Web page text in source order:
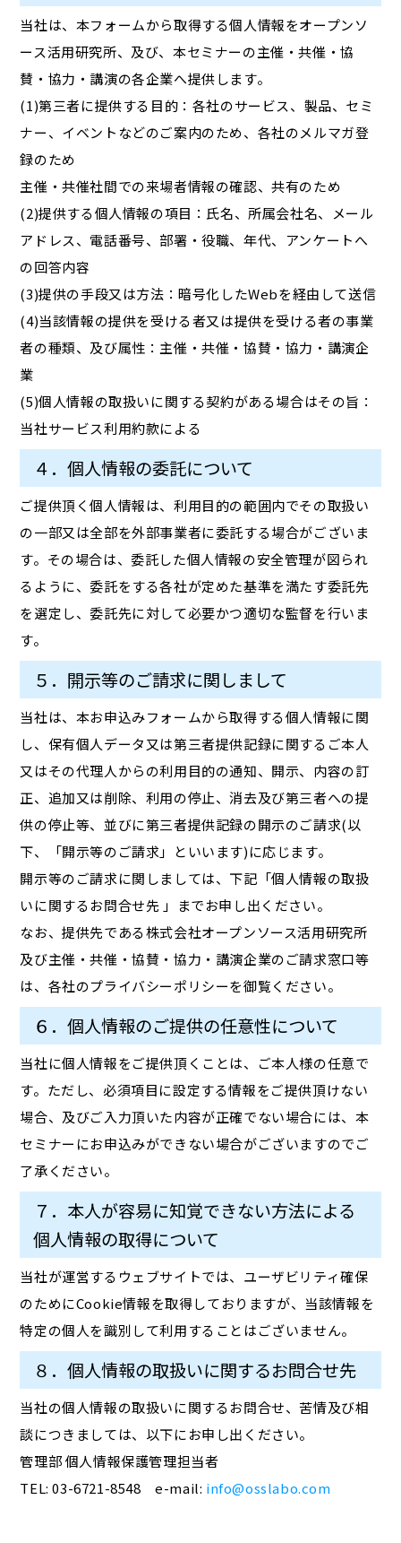
当社は、本フォームから取得する個人情報をオープンソ
ース活用研究所、及び、本セミナーの主催・共催・協
賛・協力・講演の各企業へ提供します。
(1)第三者に提供する目的：各社のサービス、製品、セミ
ナー、イベントなどのご案内のため、各社のメルマガ登
録のため
主催・共催社間での来場者情報の確認、共有のため
(2)提供する個人情報の項目：氏名、所属会社名、メール
アドレス、電話番号、部署・役職、年代、アンケートへ
の回答内容
(3)提供の手段又は方法：暗号化したWebを経由して送信
(4)当該情報の提供を受ける者又は提供を受ける者の事業
者の種類、及び属性：主催・共催・協賛・協力・講演企
業
(5)個人情報の取扱いに関する契約がある場合はその旨：
当社サービス利用約款による
４．個人情報の委託について
ご提供頂く個人情報は、利用目的の範囲内でその取扱い
の一部又は全部を外部事業者に委託する場合がございま
す。その場合は、委託した個人情報の安全管理が図られ
るように、委託をする各社が定めた基準を満たす委託先
を選定し、委託先に対して必要かつ適切な監督を行いま
す。
５．開示等のご請求に関しまして
当社は、本お申込みフォームから取得する個人情報に関
し、保有個人データ又は第三者提供記録に関するご本人
又はその代理人からの利用目的の通知、開示、内容の訂
正、追加又は削除、利用の停止、消去及び第三者への提
供の停止等、並びに第三者提供記録の開示のご請求(以
下、「開示等のご請求」といいます)に応じます。
開示等のご請求に関しましては、下記「個人情報の取扱
いに関するお問合せ先 」までお申し出ください。
なお、提供先である株式会社オープンソース活用研究所
及び主催・共催・協賛・協力・講演企業のご請求窓口等
は、各社のプライバシーポリシーを御覧ください。
６．個人情報のご提供の任意性について
当社に個人情報をご提供頂くことは、ご本人様の任意で
す。ただし、必須項目に設定する情報をご提供頂けない
場合、及びご入力頂いた内容が正確でない場合には、本
セミナーにお申込みができない場合がございますのでご
了承ください。
７．本人が容易に知覚できない方法による
個人情報の取得について
当社が運営するウェブサイトでは、ユーザビリティ確保
のためにCookie情報を取得しておりますが、当該情報を
特定の個人を識別して利用することはございません。
８．個人情報の取扱いに関するお問合せ先
当社の個人情報の取扱いに関するお問合せ、苦情及び相
談につきましては、以下にお申し出ください。
管理部 個人情報保護管理担当者
TEL: 03-6721-8548 e-mail: info@osslabo.com